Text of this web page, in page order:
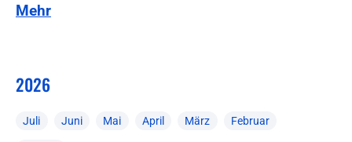
Mehr
2026
Juli Juni Mai April März Februar